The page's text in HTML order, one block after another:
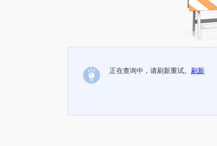
正在查询中，请刷新重试。 刷新